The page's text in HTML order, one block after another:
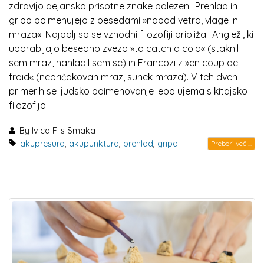
zdravijo dejansko prisotne znake bolezeni. Prehlad in
gripo poimenujejo z besedami »napad vetra, vlage in
mraza«. Najbolj so se vzhodni filozofiji približali Angleži, ki
uporabljajo besedno zvezo »to catch a cold« (staknil
sem mraz, nahladil sem se) in Francozi z »en coup de
froid« (nepričakovan mraz, sunek mraza). V teh dveh
primerih se ljudsko poimenovanje lepo ujema s kitajsko
filozofijo.
By Ivica Flis Smaka
akupresura, akupunktura, prehlad, gripa Preberi več ...